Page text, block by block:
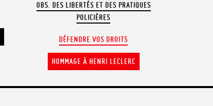
OBS. DES LIBERTÉS ET DES PRATIQUES
POLICIÈRES
DÉFENDRE VOS DROITS
HOMMAGE À HENRI LECLERC